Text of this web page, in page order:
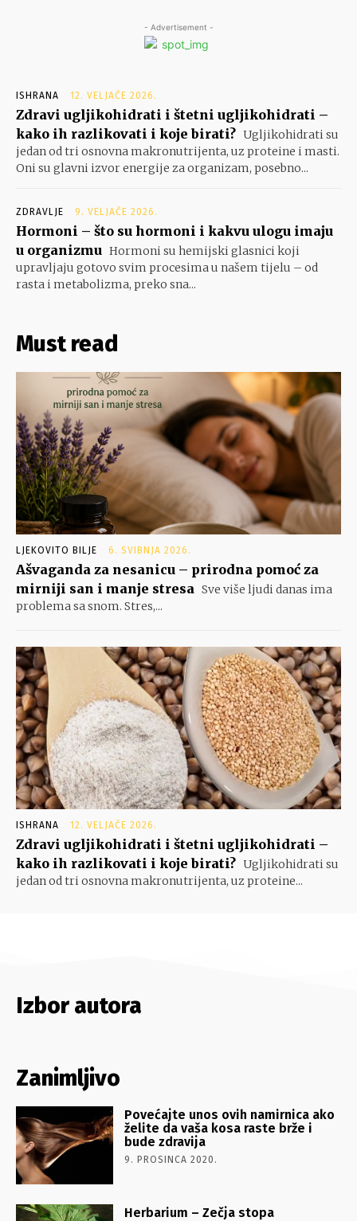
- Advertisement -
ISHRANA 12. VELJAČE 2026.
Zdravi ugljikohidrati i štetni ugljikohidrati –
kako ih razlikovati i koje birati? Ugljikohidrati su
jedan od tri osnovna makronutrijenta, uz proteine i masti.
Oni su glavni izvor energije za organizam, posebno...
ZDRAVLJE 9. VELJAČE 2026.
Hormoni – što su hormoni i kakvu ulogu imaju
u organizmu Hormoni su hemijski glasnici koji
upravljaju gotovo svim procesima u našem tijelu – od
rasta i metabolizma, preko sna...
Must read
LJEKOVITO BILJE 6. SVIBNJA 2026.
Ašvaganda za nesanicu – prirodna pomoć za
mirniji san i manje stresa Sve više ljudi danas ima
problema sa snom. Stres,...
ISHRANA 12. VELJAČE 2026.
Zdravi ugljikohidrati i štetni ugljikohidrati –
kako ih razlikovati i koje birati? Ugljikohidrati su
jedan od tri osnovna makronutrijenta, uz proteine...
Izbor autora
Zanimljivo
Povećajte unos ovih namirnica ako
želite da vaša kosa raste brže i
bude zdravija
9. PROSINCA 2020.
Herbarium – Zečja stopa